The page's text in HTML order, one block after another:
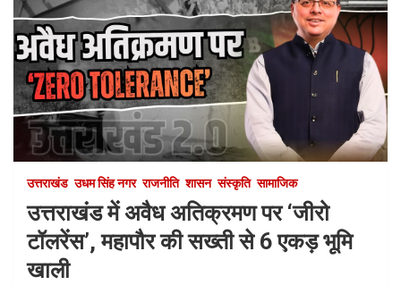
उत्तराखंड उधम सिंह नगर राजनीति शासन संस्कृति सामाजिक
उत्तराखंड में अवैध अतिक्रमण पर ‘जीरो
टॉलरेंस’, महापौर की सख्ती से 6 एकड़ भूमि
खाली